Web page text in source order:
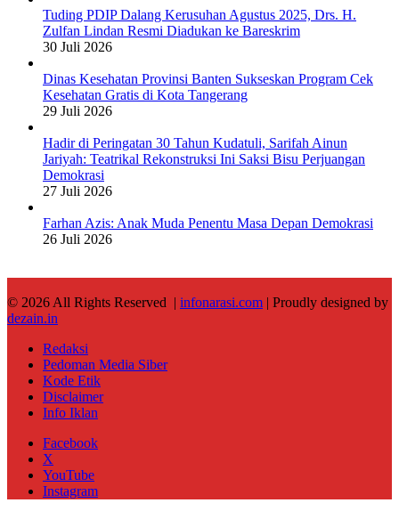
Tuding PDIP Dalang Kerusuhan Agustus 2025, Drs. H.
Zulfan Lindan Resmi Diadukan ke Bareskrim
30 Juli 2026
Dinas Kesehatan Provinsi Banten Sukseskan Program Cek
Kesehatan Gratis di Kota Tangerang
29 Juli 2026
Hadir di Peringatan 30 Tahun Kudatuli, Sarifah Ainun
Jariyah: Teatrikal Rekonstruksi Ini Saksi Bisu Perjuangan
Demokrasi
27 Juli 2026
Farhan Azis: Anak Muda Penentu Masa Depan Demokrasi
26 Juli 2026
© 2026 All Rights Reserved | infonarasi.com | Proudly designed by
dezain.in
Redaksi
Pedoman Media Siber
Kode Etik
Disclaimer
Info Iklan
Facebook
X
YouTube
Instagram